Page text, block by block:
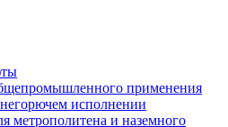
применения
исполнении
метрополитена и наземного